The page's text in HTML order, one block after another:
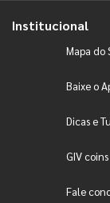
Institucional
Mapa do
Baixe o
Dicas e
GIV coins
Fale